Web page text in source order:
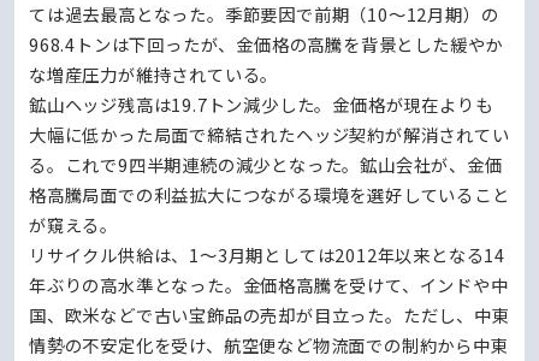
ては過去最高となった。季節要因で前期（10～12月期）の
968.4トンは下回ったが、金価格の高騰を背景とした緩やか
な増産圧力が維持されている。
鉱山ヘッジ残高は19.7トン減少した。金価格が現在よりも
大幅に低かった局面で締結されたヘッジ契約が解消されてい
る。これで9四半期連続の減少となった。鉱山会社が、金価
格高騰局面での利益拡大につながる環境を選好していること
が窺える。
リサイクル供給は、1～3月期としては2012年以来となる14
年ぶりの高水準となった。金価格高騰を受けて、インドや中
国、欧米などで古い宝飾品の売却が目立った。ただし、中東
情勢の不安定化を受け、航空便など物流面での制約から中東